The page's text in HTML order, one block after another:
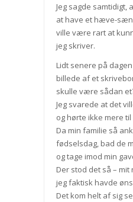
Jeg sagde samtidigt,
at have et hæve-
ville være rart at
jeg skriver.
Lidt senere på
billede af et
skulle være sådan
Jeg svarede at det
og hørte ikke mere til
Da min familie så
fødselsdag, bad de
og tage imod min
Der stod det så –
jeg faktisk havde
Det kom helt af sig